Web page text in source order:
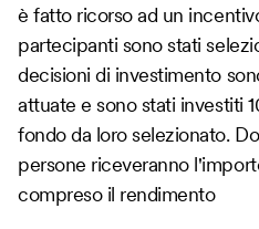
è fatto ricorso ad un
partecipanti sono stati
decisioni di investimento
attuate e sono stati investiti
fondo da loro selezionato.
persone riceveranno
compreso il rendimento